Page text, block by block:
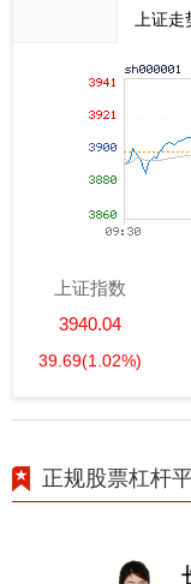
上证走
上证指数
3940.04
39.69(1.02%)
正规股票杠杆